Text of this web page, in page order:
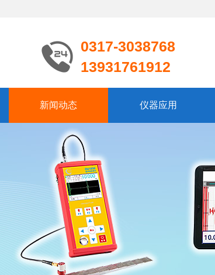
0317-3038768
13931761912
新闻动态 仪器应用